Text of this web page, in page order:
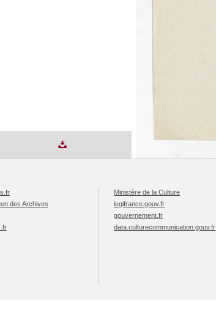
des Archives
Ministère de la Culture
legifrance.gouv.fr
gouvernement.fr
data.culturecommunication.gouv.fr